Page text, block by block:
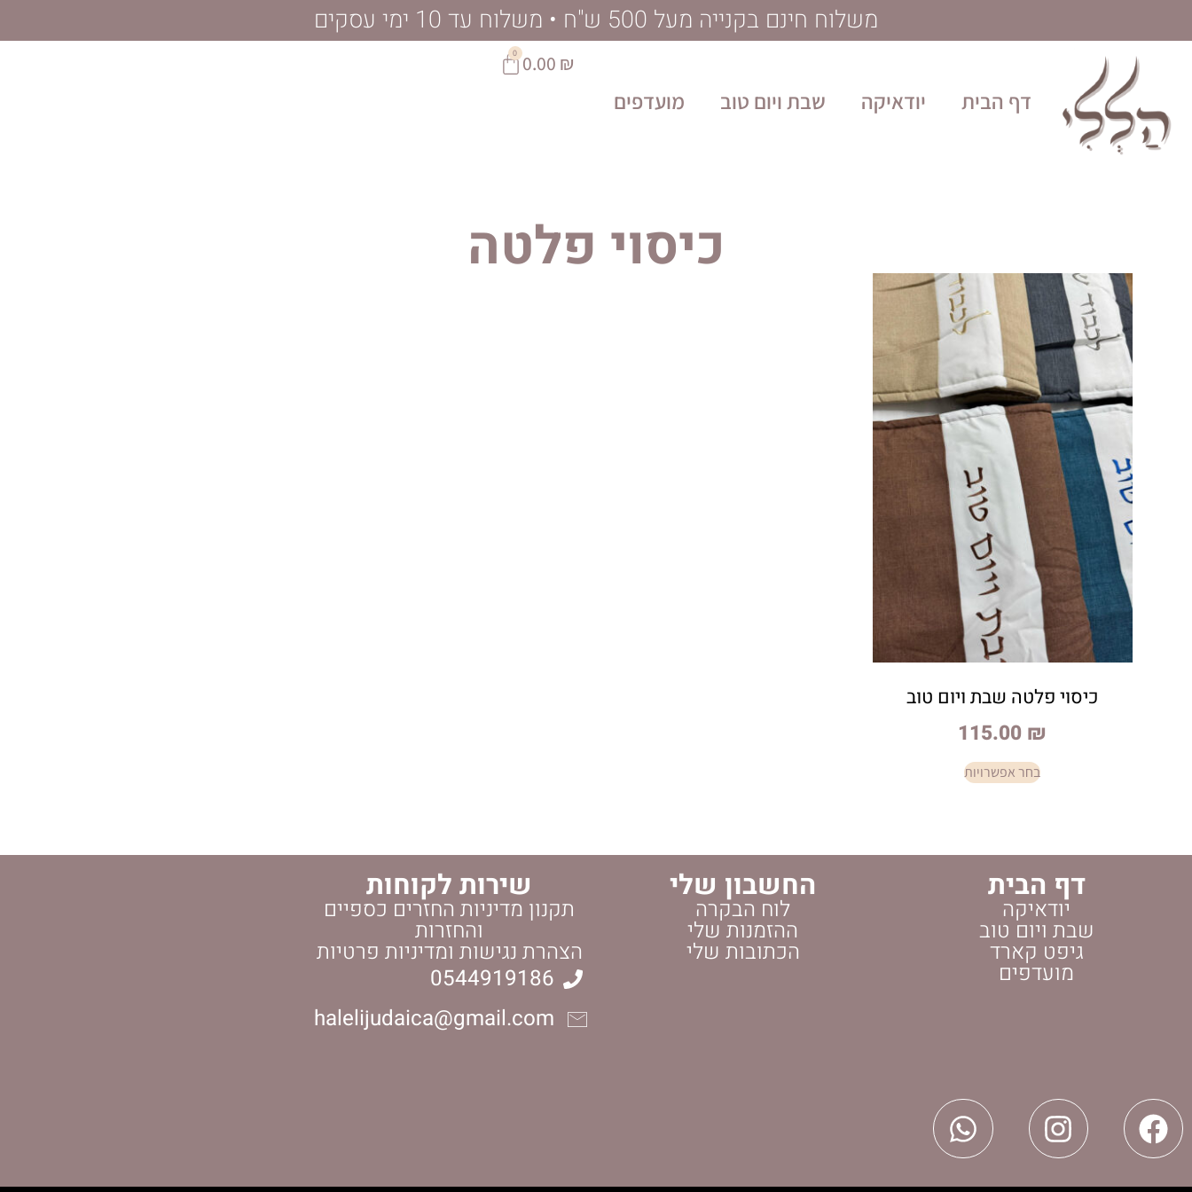
משלוח חינם בקנייה מעל 500 ש"ח • משלוח עד 10 ימי עסקים
דף הבית יודאיקה שבת ויום טוב מועדפים
0.00 ₪
0
כיסוי פלטה
כיסוי פלטה שבת ויום טוב
115.00 ₪
בחר אפשרויות
דף הבית
יודאיקה
שבת ויום טוב
גיפט קארד
מועדפים
החשבון שלי
לוח הבקרה
ההזמנות שלי
הכתובות שלי
שירות לקוחות
תקנון מדיניות החזרים כספיים
והחזרות
הצהרת נגישות ומדיניות פרטיות
0544919186
halelijudaica@gmail.com